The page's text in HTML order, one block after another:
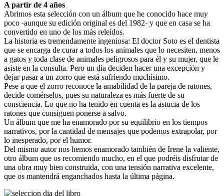
A partir de 4 años
Abrimos esta selección con un álbum que he conocido hace muy
poco -aunque su edición original es del 1982- y que en casa se ha
convertido en uno de los más releídos.
La historia es tremendamente ingeniosa: El doctor Soto es el dentista
que se encarga de curar a todos los animales que lo necesiten, menos
a gatos y toda clase de animales peligrosos para él y su mujer, que le
asiste en la consulta. Pero un día deciden hacer una excepción y
dejar pasar a un zorro que está sufriendo muchísimo.
Pese a que el zorro reconoce la amabilidad de la pareja de ratones,
decide comérselos, pues su naturaleza es más fuerte de su
consciencia. Lo que no ha tenido en cuenta es la astucia de los
ratones que consiguen ponerse a salvo.
Un álbum que me ha enamorado por su equilibrio en los tiempos
narrativos, por la cantidad de mensajes que podemos extrapolar, por
lo inesperado, por el humor.
Del mismo autor nos hemos enamorado también de Irene la valiente,
otro álbum que os recomiendo mucho, en el que podréis disfrutar de
una obra muy bien construida, con una tensión narrativa excelente,
que os mantendrá enganchados hasta la última página.